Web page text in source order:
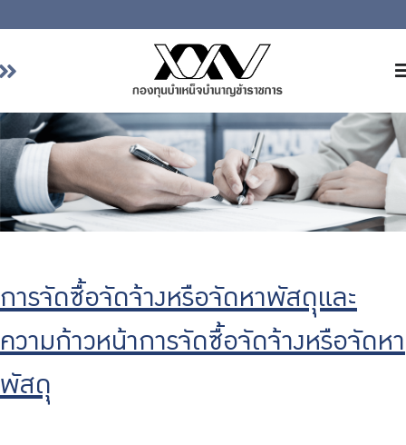
หน้าหลัก
เกี่ยวกับ กบข.
บริการสมาชิก
ลงทุน
รายงานผลการดำเนินงาน
ข่าวสารและกิจกรรม
บริการเจ้าหน้าที่ส่วนราชการ
การจัดซื้อจัดจ้างหรือจัดหาพัสดุุและ
ความก้าวหน้าการจัดซื้อจัดจ้างหรือจัดหา
พัสดุุ